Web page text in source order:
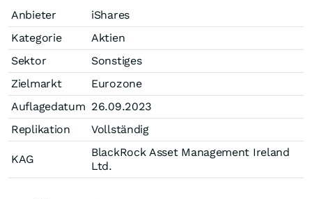
Anbieter
iShares
Kategorie
Aktien
Sektor
Sonstiges
Zielmarkt
Eurozone
Auflagedatum 26.09.2023
Replikation
Vollständig
KAG
BlackRock Asset Management Ireland
Ltd.